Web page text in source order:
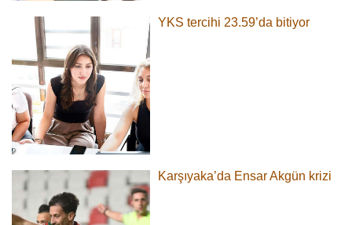
YKS tercihi 23.59’da bitiyor
Karşıyaka’da Ensar Akgün krizi